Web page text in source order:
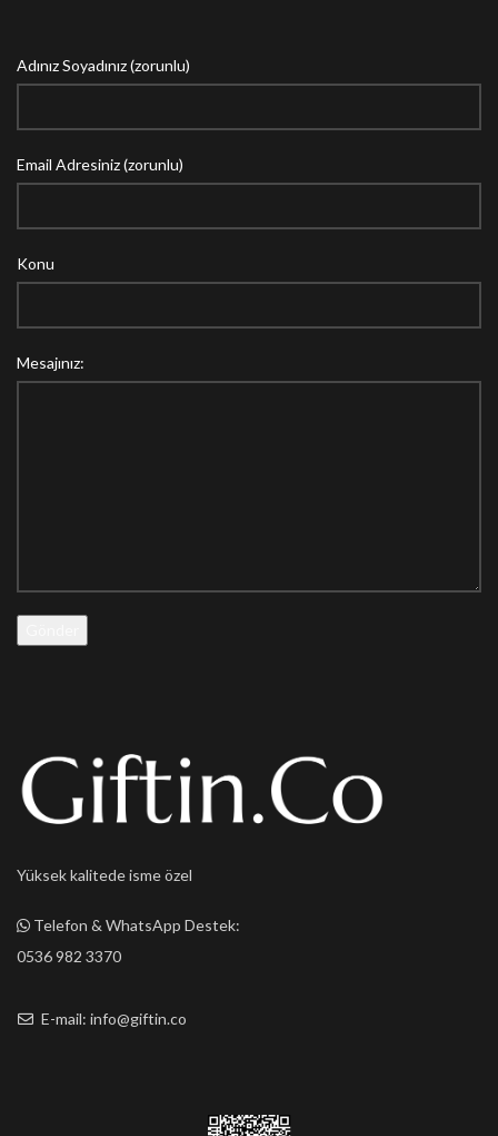
Adınız Soyadınız (zorunlu)
Email Adresiniz (zorunlu)
Konu
Mesajınız:
Yüksek kalitede isme özel
Telefon & WhatsApp Destek:
0536 982 3370
E-mail: info@giftin.co